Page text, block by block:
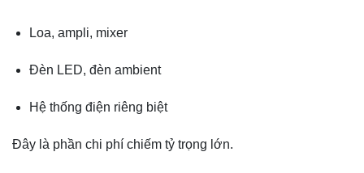
Loa, ampli, mixer
Đèn LED, đèn ambient
Hệ thống điện riêng biệt
Đây là phần chi phí chiếm tỷ trọng lớn.